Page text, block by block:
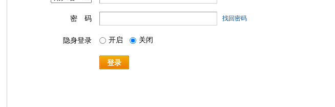
密 码 找回密码
隐身登录 开启 关闭
登录